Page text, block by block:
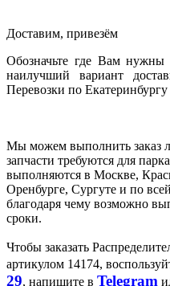
Доставим, привезём
Обозначьте где Вам
наилучший вариант
Перевозки по Екатеринбургу
Мы можем выполнить заказ
запчасти требуются для
выполняются в Москве,
Оренбурге, Сургуте и по
благодаря чему возможно
сроки.
Чтобы заказать
артикулом 14174,
29, напишите в Telegram